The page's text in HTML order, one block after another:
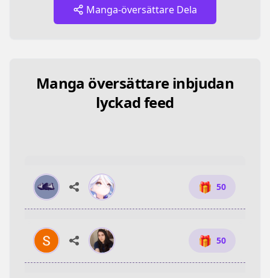
Manga-översättare Dela
Manga översättare inbjudan
lyckad feed
🎁
🎁